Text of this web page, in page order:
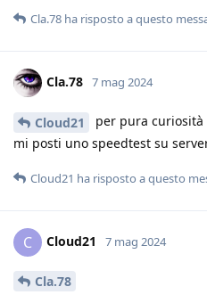
Cla.78 ha risposto a questo
Cla.78 7 mag 2024
Cloud21
per pura curiosità
mi posti uno speedtest su
Cloud21 ha risposto a questo
C Cloud21 7 mag 2024
Cla.78